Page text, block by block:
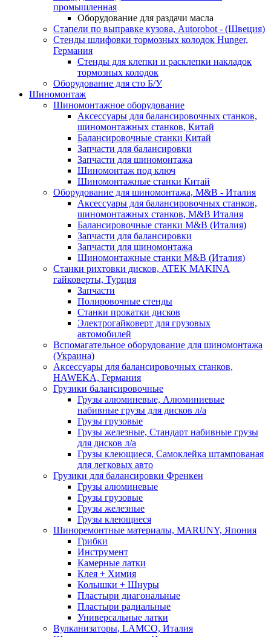
промышленная
Оборудование для раздачи масла
Стапели по выправке кузова, Autorobot - (Швеция)
Стенды шлифовки тормозных колодок Hunger,
Германия
Стенды для клепки и расклепки накладок
тормозных колодок
Оборудование для сто Б/У
Шиномонтаж
Шиномонтажное оборудование
Аксессуары для балансировочных станков,
шиномонтажных станков, Китай
Балансировочные станки Китай
Запчасти для балансировки
Запчасти для шиномонтажа
Шиномонтаж под ключ
Шиномонтажные станки Китай
Оборудование для шиномонтажа, M&B - Италия
Аксессуары для балансировочных станков,
шиномонтажных станков, M&B Италия
Балансировочные станки M&B (Италия)
Запчасти для балансировки
Запчасти для шиномонтажа
Шиномонтажные станки M&B (Италия)
Станки рихтовки дисков, ATEK MAKINA
гайковерты, Турция
Запчасти
Полировочные стенды
Станки прокатки дисков
Электрогайковерт для грузовых
автомобилей
Вспомагательное оборудование для шиномонтажа
(Украина)
Аксессуары для балансировочных станков,
HAWEKA, Германия
Грузики балансировочные
Грузы алюминевые, Алюминиевые
набивные грузы для дисков л/а
Грузы грузовые
Грузы железные, Cтандарт набивные грузы
для дисков л/а
Грузы клеющиеся, Самоклейка штампованая
для легковых авто
Грузики для балансировки Френкен
Грузы алюминевые
Грузы грузовые
Грузы железные
Грузы клеющиеся
Шиноремонтные материалы, MARUNY, Япония
Грибки
Инструмент
Камерные латки
Клея + Химия
Колышки + Шнуры
Пластыри диагональные
Пластыри радиальные
Универсальные латки
Вулканизаторы, LAMCO, Италия